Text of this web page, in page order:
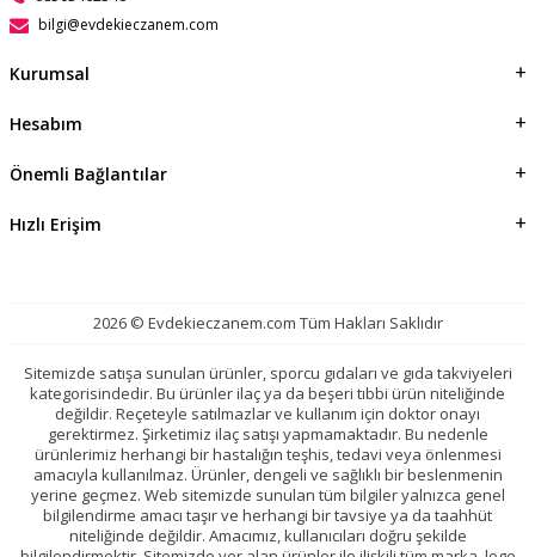
bilgi@evdekieczanem.com
Kurumsal
Hesabım
Önemli Bağlantılar
Hızlı Erişim
2026 © Evdekieczanem.com Tüm Hakları Saklıdır
Sitemizde satışa sunulan ürünler, sporcu gıdaları ve gıda takviyeleri
kategorisindedir. Bu ürünler ilaç ya da beşeri tıbbi ürün niteliğinde
değildir. Reçeteyle satılmazlar ve kullanım için doktor onayı
gerektirmez. Şirketimiz ilaç satışı yapmamaktadır. Bu nedenle
ürünlerimiz herhangi bir hastalığın teşhis, tedavi veya önlenmesi
amacıyla kullanılmaz. Ürünler, dengeli ve sağlıklı bir beslenmenin
yerine geçmez. Web sitemizde sunulan tüm bilgiler yalnızca genel
bilgilendirme amacı taşır ve herhangi bir tavsiye ya da taahhüt
niteliğinde değildir. Amacımız, kullanıcıları doğru şekilde